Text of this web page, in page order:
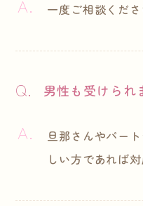
一度ご相談くださ
男性も受けられ
旦那さんやパー
しい方であれば対